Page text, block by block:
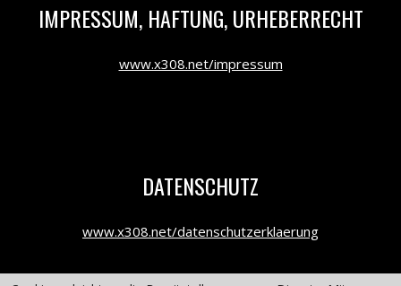
IMPRESSUM, HAFTUNG, URHEBERRECHT
www.x308.net/impressum
DATENSCHUTZ
www.x308.net/datenschutzerklaerung